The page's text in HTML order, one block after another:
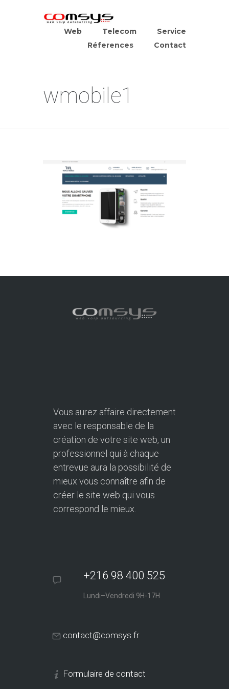
Web Telecom
Service
Réferences
Contact
wmobile1
Vous aurez affaire directement
avec le responsable de la
création de votre site web, un
professionnel qui à chaque
entrevue aura la possibilité de
mieux vous connaître afin de
créer le site web qui vous
correspond le mieux.
+216 98 400 525
Lundi–Vendredi 9H-17H
contact@comsys.fr
Formulaire de contact